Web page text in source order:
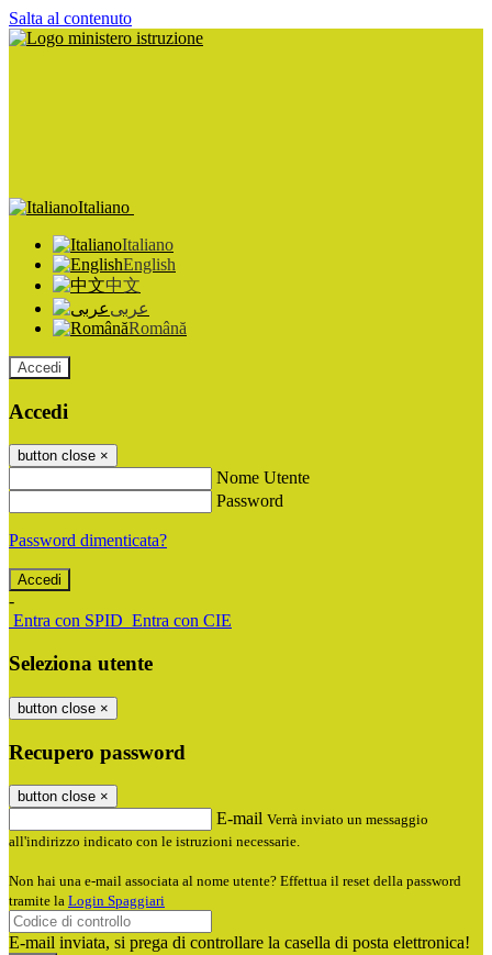
Salta al contenuto
Italiano
Italiano
English
中文
عربى
Română
Accedi
Accedi
button close ×
Nome Utente
Password
Password dimenticata?
-
Entra con SPID Entra con CIE
Seleziona utente
button close ×
Recupero password
button close ×
E-mail Verrà inviato un messaggio
all'indirizzo indicato con le istruzioni necessarie.
Non hai una e-mail associata al nome utente? Effettua il reset della password
tramite la Login Spaggiari
E-mail inviata, si prega di controllare la casella di posta elettronica!